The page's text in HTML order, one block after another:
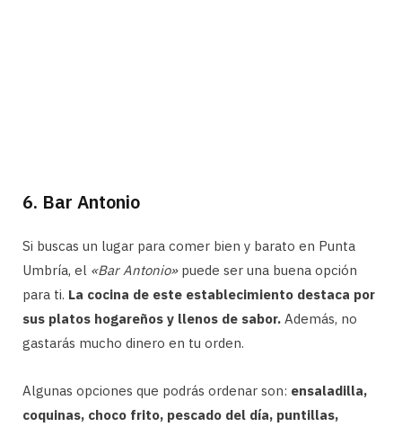
6. Bar Antonio
Si buscas un lugar para comer bien y barato en Punta
Umbría, el «Bar Antonio»puede ser una buena opción
para ti. La cocina de este establecimiento destaca por
sus platos hogareños y llenos de sabor. Además, no
gastarás mucho dinero en tu orden.
Algunas opciones que podrás ordenar son: ensaladilla,
coquinas, choco frito, pescado del día, puntillas,